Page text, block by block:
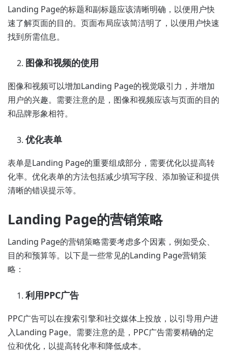
Landing Page的标题和副标题应该清晰明确，以便用户快
速了解页面的目的。页面布局应该简洁明了，以便用户快速
找到所需信息。
图像和视频的使用
图像和视频可以增加Landing Page的视觉吸引力，并增加
用户的兴趣。需要注意的是，图像和视频应该与页面的目的
和品牌形象相符。
优化表单
表单是Landing Page的重要组成部分，需要优化以提高转
化率。优化表单的方法包括减少填写字段、添加验证和提供
清晰的错误提示等。
Landing Page的营销策略
Landing Page的营销策略需要考虑多个因素，例如受众、
目的和预算等。以下是一些常见的Landing Page营销策
略：
利用PPC广告
PPC广告可以在搜索引擎和社交媒体上投放，以引导用户进
入Landing Page。需要注意的是，PPC广告需要精确的定
位和优化，以提高转化率和降低成本。